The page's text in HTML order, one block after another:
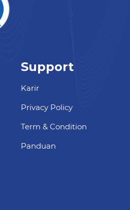
Support
Karir
Privacy Policy
Term & Condition
Panduan